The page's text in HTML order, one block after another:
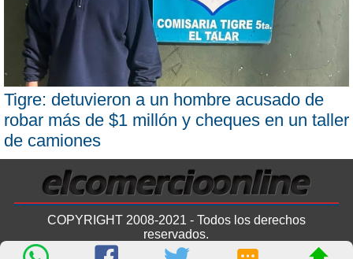
Tigre: detuvieron a un hombre acusado de
robar más de $1 millón y cheques en un taller
de camiones
COPYRIGHT 2008-2021 - Todos los derechos
reservados.